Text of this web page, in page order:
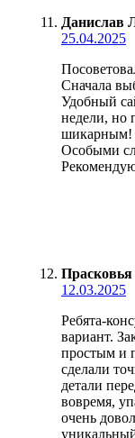
Данислав
25.04.2025
Сначала
Удобный
недели, но
шикарным!
Особыми
12.03.2025
Ребята-
вариант.
простым и
сделали
детали
вовремя,
очень